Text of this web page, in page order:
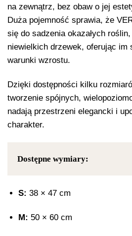
na zewnątrz, bez obaw o jej
Duża pojemność sprawia, że
się do sadzenia okazałych
niewielkich drzewek, oferując im
warunki wzrostu.
Dzięki dostępności kilku
tworzenie spójnych,
nadają przestrzeni elegancki i
charakter.
Dostępne wymiary:
S: 38 × 47 cm
M: 50 × 60 cm